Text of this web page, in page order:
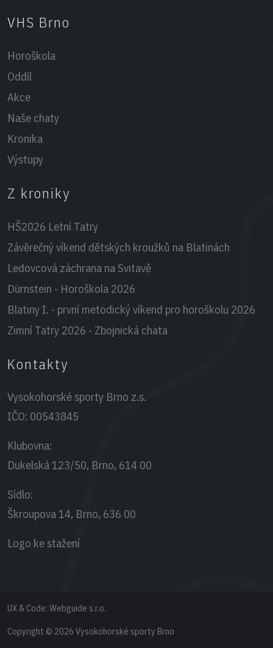
VHS Brno
Horoškola
Oddíl
Akce
Naše chaty
Kronika
Výstupy
Z kroniky
HŠ2026 Letní Tatry
Závěrečný víkend dětských kroužků na Blatinách
Ledovcová záchrana na Svitavě
Dürnstein - Horoškola 2026
Blatiny I. - první metodický víkend pro horoškolu 2026
Zimní Tatry 2026 - Zbojnická chata
Kontakty
Vysokohorské sporty Brno z.s.
IČO: 00543845
Klubovna:
Dukelská 123/50, Brno, 614 00
Sídlo:
Škroupova 14, Brno, 636 00
Logo ke stažení
UX & Code: Webguide s.r.o.
Copyright © 2026 Vysokohorské sporty Brno